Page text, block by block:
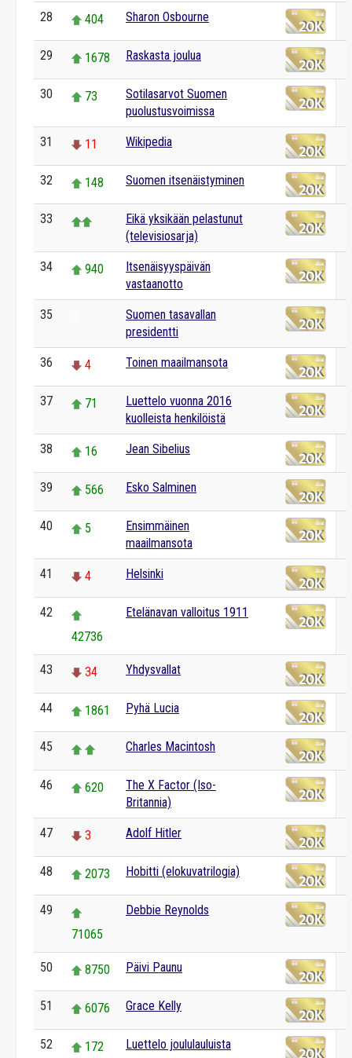
28 404 Sharon Osbourne
29 1678 Raskasta joulua
30 73
Sotilasarvot Suomen
puolustusvoimissa
31 11 Wikipedia
32 148 Suomen itsenäistyminen
33
Eikä yksikään pelastunut
(televisiosarja)
34 940
Itsenäisyyspäivän
vastaanotto
35
Suomen tasavallan
presidentti
36 4 Toinen maailmansota
37 71
Luettelo vuonna 2016
kuolleista henkilöistä
38 16 Jean Sibelius
39 566 Esko Salminen
40 5
Ensimmäinen
maailmansota
41 4 Helsinki
42
42736
Etelänavan valloitus 1911
43 34 Yhdysvallat
44 1861 Pyhä Lucia
45 Charles Macintosh
46 620
The X Factor (Iso-
Britannia)
47 3 Adolf Hitler
48 2073 Hobitti (elokuvatrilogia)
49
71065
Debbie Reynolds
50 8750 Päivi Paunu
51 6076 Grace Kelly
52 172 Luettelo joululauluista